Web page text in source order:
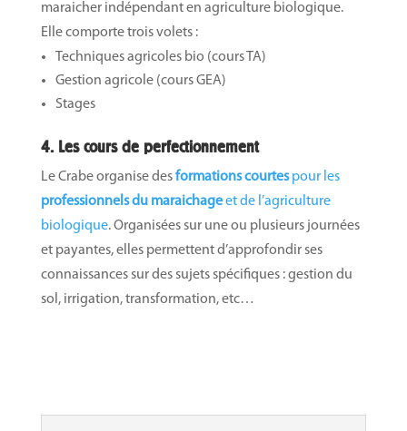
maraicher indépendant en agriculture biologique.
Elle comporte trois volets :
Techniques agricoles bio (cours TA)
Gestion agricole (cours GEA)
Stages
4. Les cours de perfectionnement
Le Crabe organise desformations courtespour les
professionnels du maraichageet de l’agriculture
biologique. Organisées sur une ou plusieurs journées
et payantes, elles permettent d’approfondir ses
connaissances sur des sujets spécifiques : gestion du
sol, irrigation, transformation, etc…